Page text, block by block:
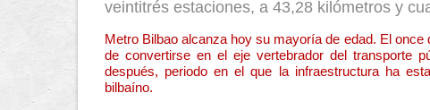
veintitrés estaciones, a 43,28 kilómetros y
Metro Bilbao alcanza hoy su mayoría de edad. El
de convertirse en el eje vertebrador del transporte
después, periodo en el que la infraestructura ha
bilbaíno.